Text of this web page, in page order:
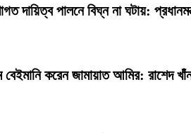
দায়িত্ব পালনে বিঘ্ন না ঘটায়:
করেন জামায়াত আমির: রাশেদ